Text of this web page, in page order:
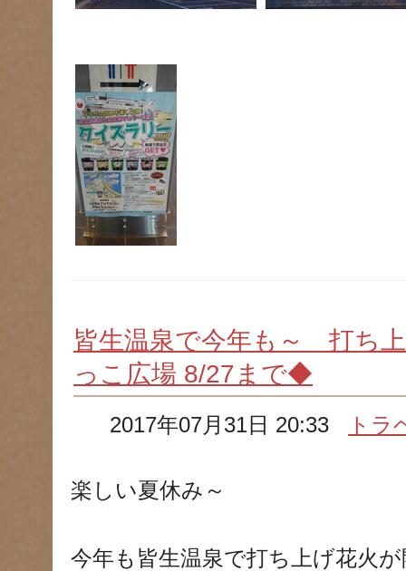
皆生温泉で今年も～ 打ち
っこ広場 8/27まで◆
2017年07月31日 20:33 トラ
楽しい夏休み～
今年も皆生温泉で打ち上げ花火